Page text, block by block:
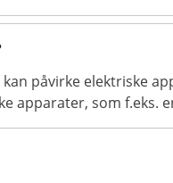
påvirke elektriske
apparater, som f.eks.